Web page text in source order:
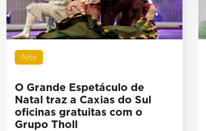
Arte
O Grande Espetáculo de
Natal traz a Caxias do Sul
oficinas gratuitas com o
Grupo Tholl